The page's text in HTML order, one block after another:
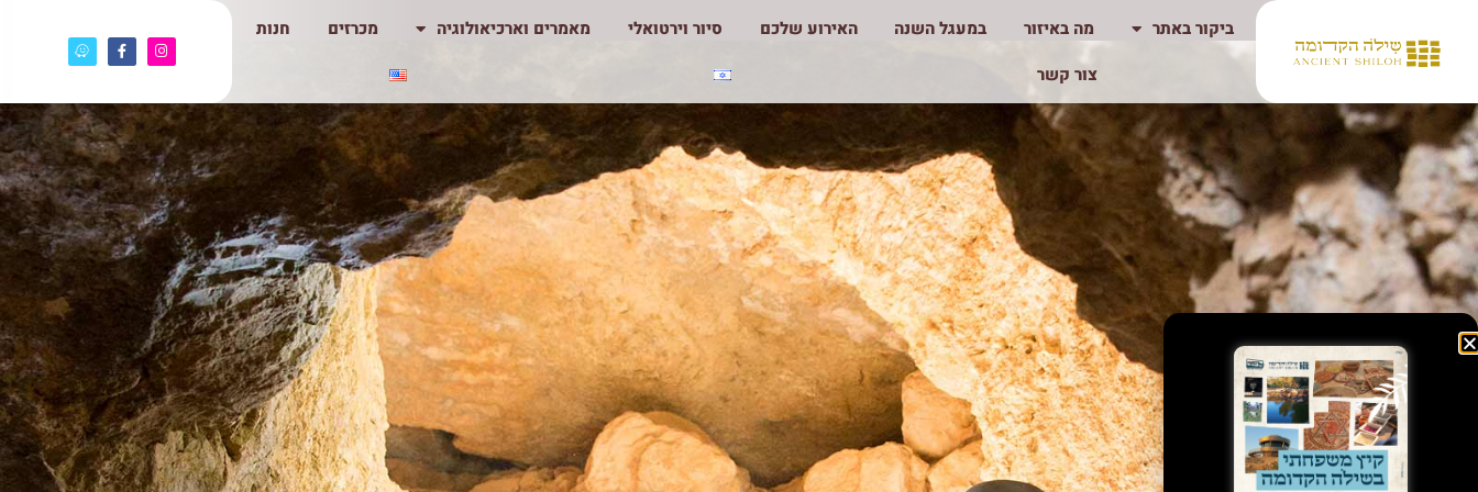
ביקור באתר מה באיזור במעגל השנה האירוע שלכם סיור וירטואלי מאמרים וארכיאולוגיה מכרזים
חנות
צור קשר